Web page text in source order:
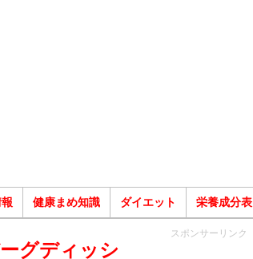
健康まめ知識 ダイエット 栄養成分表
グディッシ
スポンサーリンク